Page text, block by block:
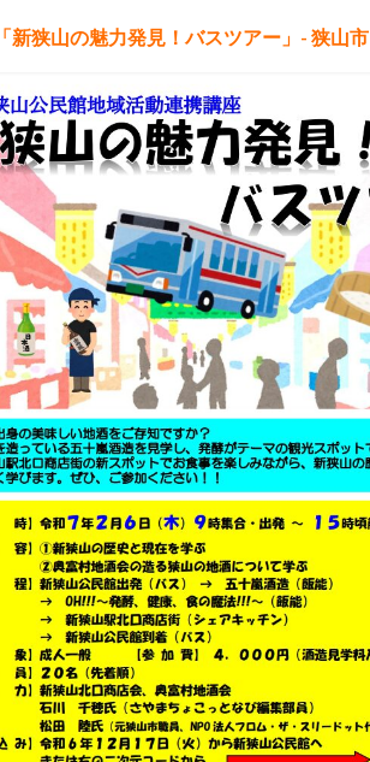
新狭山の魅力発見！バスツアー」- 狭山市